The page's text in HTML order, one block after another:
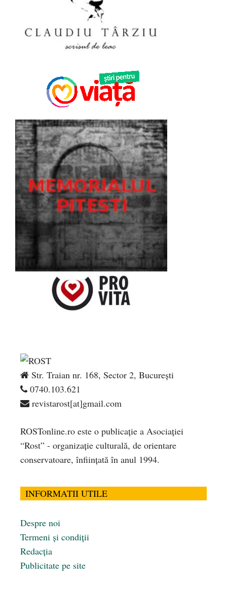
Str. Traian nr. 168, Sector 2, București
0740.103.621
revistarost[at]gmail.com
ROSTonline.ro este o publicaţie a Asociaţiei
“Rost” - organizaţie culturală, de orientare
conservatoare, înfiinţată în anul 1994.
INFORMATII UTILE
Despre noi
Termeni și condiții
Redacția
Publicitate pe site